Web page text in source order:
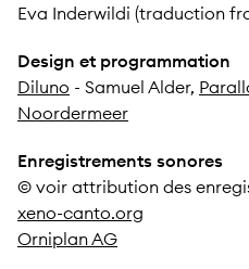
Eva Inderwildi (traduction
Design et programmation
Diluno - Samuel Alder,
Noordermeer
Enregistrements sonores
© voir attribution des
xeno-canto.org
Orniplan AG